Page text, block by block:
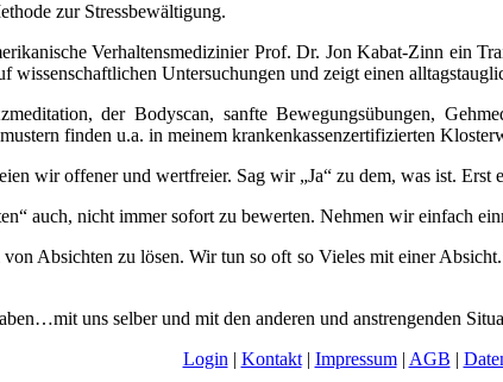
zur Stressbewältigung.
Verhaltensmedizinier Prof. Dr. Jon Kabat-Zinn ein
wissenschaftlichen Untersuchungen und zeigt einen
der Bodyscan, sanfte Bewegungsübungen,
finden u.a. in meinem krankenkassenzertifizierten
wir offener und wertfreier. Sag wir „Ja“ zu dem, was ist.
auch, nicht immer sofort zu bewerten. Nehmen wir einfach
Absichten zu lösen. Wir tun so oft so Vieles mit einer
uns selber und mit den anderen und anstrengenden
Login | Kontakt| Impressum| AGB |